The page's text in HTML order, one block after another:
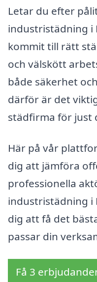
Letar du efter
industristädning i
kommit till rätt
och välskött
både säkerhet
därför är det
städfirma för just
Här på vår
dig att jämföra
professionella
industristädning i
dig att få det
passar din
Få 3